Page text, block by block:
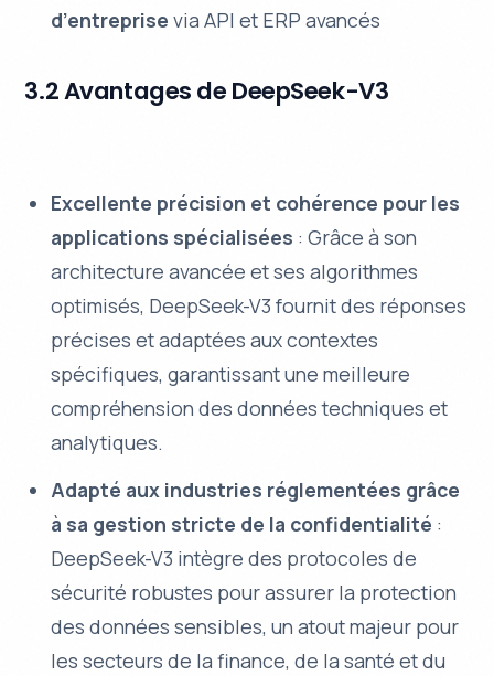
d’entreprise via API et ERP avancés
3.2 Avantages de DeepSeek-V3
Excellente précision et cohérence pour les
applications spécialisées : Grâce à son
architecture avancée et ses algorithmes
optimisés, DeepSeek-V3 fournit des réponses
précises et adaptées aux contextes
spécifiques, garantissant une meilleure
compréhension des données techniques et
analytiques.
Adapté aux industries réglementées grâce
à sa gestion stricte de la confidentialité :
DeepSeek-V3 intègre des protocoles de
sécurité robustes pour assurer la protection
des données sensibles, un atout majeur pour
les secteurs de la finance, de la santé et du